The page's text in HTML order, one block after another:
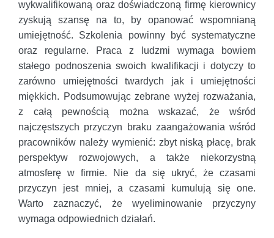
wykwalifikowaną oraz doświadczoną firmę kierownicy
zyskują szansę na to, by opanować wspomnianą
umiejętność. Szkolenia powinny być systematyczne
oraz regularne. Praca z ludzmi wymaga bowiem
stałego podnoszenia swoich kwalifikacji i dotyczy to
zarówno umiejętności twardych jak i umiejętności
miękkich. Podsumowując zebrane wyżej rozważania,
z całą pewnością można wskazać, że wśród
najczęstszych przyczyn braku zaangażowania wśród
pracowników należy wymienić: zbyt niską płacę, brak
perspektyw rozwojowych, a także niekorzystną
atmosferę w firmie. Nie da się ukryć, że czasami
przyczyn jest mniej, a czasami kumulują się one.
Warto zaznaczyć, że wyeliminowanie przyczyny
wymaga odpowiednich działań.